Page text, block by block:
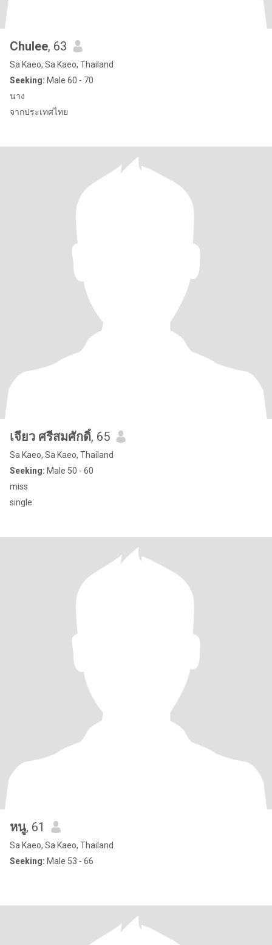
Chulee, 63
Sa Kaeo, Sa Kaeo, Thailand
Seeking: Male 60 - 70
นาง
จากประเทศไทย
เจียว ศรีสมศักดิ์, 65
Sa Kaeo, Sa Kaeo, Thailand
Seeking: Male 50 - 60
miss
single
หนู, 61
Sa Kaeo, Sa Kaeo, Thailand
Seeking: Male 53 - 66